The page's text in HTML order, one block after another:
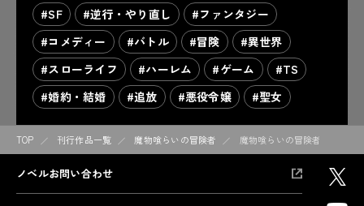
#SF
#逆行・やり直し
#ファンタジー
#コメディー
#バトル #冒険
#異世界
#スローライフ
#ハーレム #ゲーム
#TS
#婚約・結婚
#追放 #悪役令嬢 #聖女
TOP 刊行作品一覧 魔物喰らいの冒険者 魔物喰らいの冒険者1
ノベルお問い合わせ